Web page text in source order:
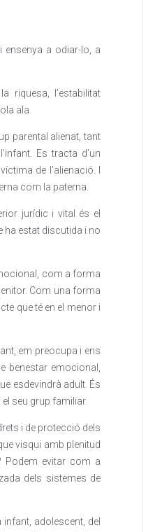
ensenya a odiar-lo, a
riquesa, l’estabilitat
ala.
parental alienat, tant
Es tracta d’un
de l’alienació. I
com la paterna.
jurídic i vital és el
ha estat discutida i no
com a forma
Com una forma
que té en el menor i
em preocupa i ens
benestar emocional,
esdevindrà adult. És
seu grup familiar.
i de protecció dels
visqui amb plenitud
Podem evitar com a
dels sistemes de
adolescent, del